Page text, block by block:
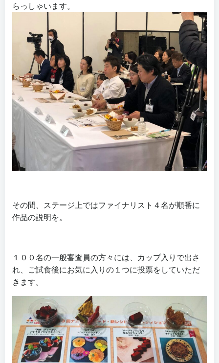
らっしゃいます。
その間、ステージ上ではファイナリスト４名が順番に
作品の説明を。
１００名の一般審査員の方々には、カップ入りで出さ
れ、ご試食後にお気に入りの１つに投票をしていただ
きます。